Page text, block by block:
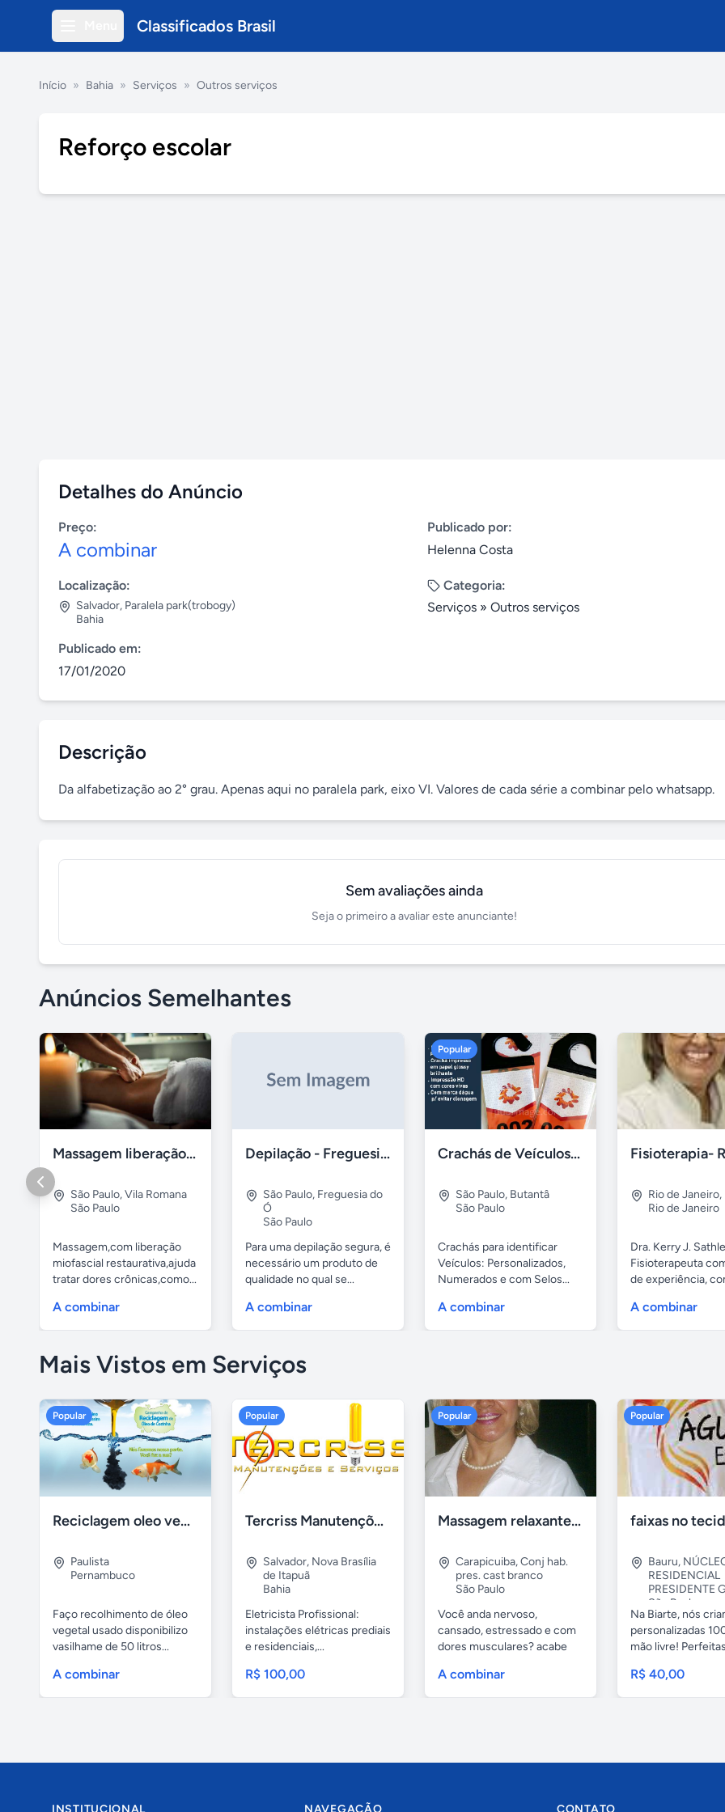
Classificados Brasil
Início » Bahia » Serviços » Outros serviços
Reforço escolar
Detalhes do Anúncio
Preço:
A combinar
Publicado por:
Helenna Costa
Localização:
Salvador, Paralela park(trobogy)
Bahia
Categoria:
Serviços » Outros serviços
Publicado em:
17/01/2020
Descrição
Da alfabetização ao 2° grau. Apenas aqui no paralela park, eixo VI. Valores de cada série a combinar pelo whatsapp.
Sem avaliações ainda
Seja o primeiro a avaliar este anunciante!
Anúncios Semelhantes
Massagem liberação miofascial
São Paulo,Vila Romana
São Paulo
Massagem,com liberação
miofascial restaurativa,ajuda
tratar dores crônicas,como...
A combinar
Depilação - Freguesia do Ó
São Paulo, Freguesia do
Ó
São Paulo
Para uma depilação segura, é
necessário um produto de
qualidade no qual se...
A combinar
Popular
Crachás de Veículos: Numerados e Personalizados
São Paulo, Butantâ
São Paulo
Crachás para identificar
Veículos: Personalizados,
Numerados e com Selos...
A combinar
Rio de Janeiro,
Rio de Janeiro
Dra. Kerry J.
Fisioterapeuta
de experiência,
A combinar
Mais Vistos em Serviços
Popular
Reciclagem oleo vegetal
Paulista
Pernambuco
Faço recolhimento de óleo
vegetal usado disponibilizo
vasilhame de 50 litros...
A combinar
Popular
Tercriss Manutenções e Serviços
Salvador, Nova Brasília
de Itapuã
Bahia
Eletricista Profissional:
instalações elétricas prediais
e residenciais,...
R$ 100,00
Popular
Massagem relaxante- terapeutica e depilação
Carapicuiba,Conj hab.
pres. cast branco
São Paulo
Você anda nervoso,
cansado, estressado e com
dores musculares? acabe
A combinar
Popular
Bauru,
RESIDENCIAL
PRESIDENTE
São Paulo
Na Biarte, nós
personalizadas
mão livre!
R$ 40,00
INSTITUCIONAL NAVEGAÇÃO CONTATO